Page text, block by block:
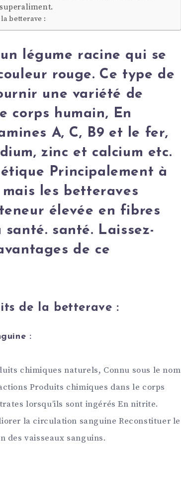
betterave :
légume racine qui se
rouge. Ce type de
une variété de
corps humain, En
A, C, B9 et le fer,
zinc et calcium etc.
Principalement à
les betteraves
élevée en fibres
santé. Laissez-
de ce
de la betterave :
:
chimiques naturels, Connu sous le nom
Produits chimiques dans le corps
lorsqu’ils sont ingérés En nitrite.
la circulation sanguine Reconstituer le
des vaisseaux sanguins.